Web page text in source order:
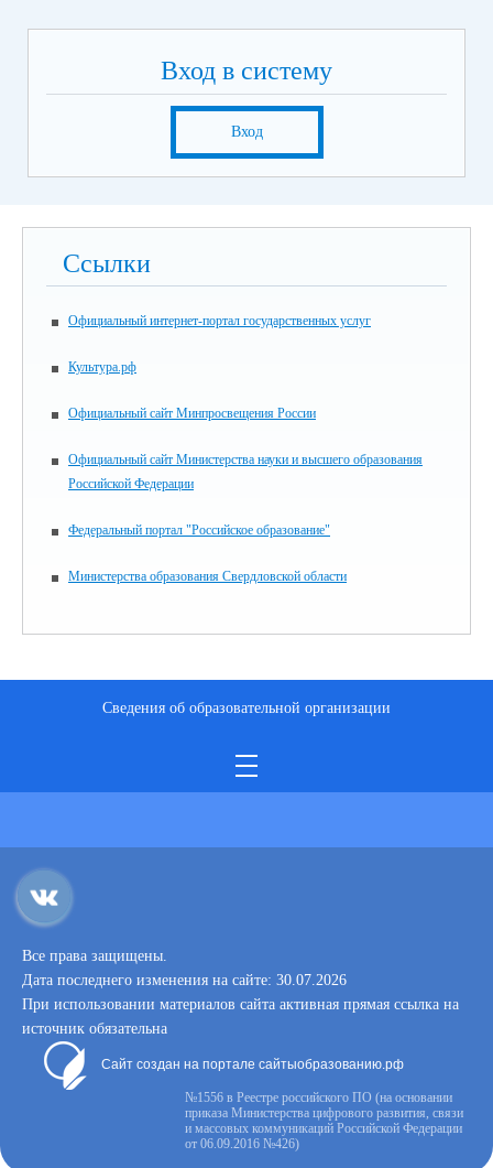
Вход в систему
Вход
Ссылки
Официальный интернет-портал государственных услуг
Культура.рф
Официальный сайт Минпросвещения России
Официальный сайт Министерства науки и высшего образования
Российской Федерации
Федеральный портал "Российское образование"
Министерства образования Свердловской области
Сведения об образовательной организации
Все права защищены.
Дата последнего изменения на сайте: 30.07.2026
При использовании материалов сайта активная прямая ссылка на
источник обязательна
Сайт создан на портале сайтыобразованию.рф
№1556 в Реестре российского ПО (на основании
приказа Министерства цифрового развития, связи
и массовых коммуникаций Российской Федерации
от 06.09.2016 №426)